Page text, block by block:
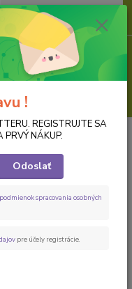
ks
za 0,00 EUR
formát A4
!
REGISTRUJTE SA
NÁKUP.
Odoslať
podmienok spracovania osobných
pre účely registrácie.